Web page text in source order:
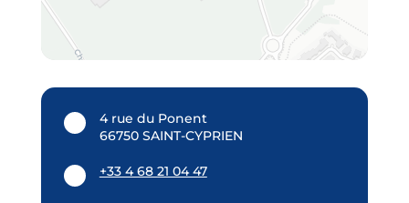
4 rue du Ponent
66750 SAINT-CYPRIEN
+33 4 68 21 04 47